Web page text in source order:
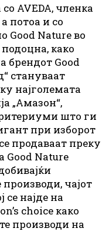
AVEDA, членка
потоа и со
Good Nature во
како
брендот Good
стануваат
најголемата
„Амазон“,
што ги
при изборот
продаваат преку
Good Nature
чајот
се најде на
choice како
производи на